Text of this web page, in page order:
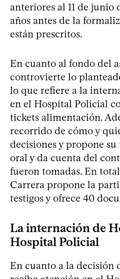
anteriores al 11 de junio
años antes de la
están prescritos.
En cuanto al fondo del
controvierte lo
lo que refiere a la
en el Hospital Policial
tickets alimentación.
recorrido de cómo y
decisiones y propone
oral y da cuenta del
fueron tomadas. En
Carrera propone la
testigos y ofrece 40
La internación de
Hospital Policial
En cuanto a la decisión